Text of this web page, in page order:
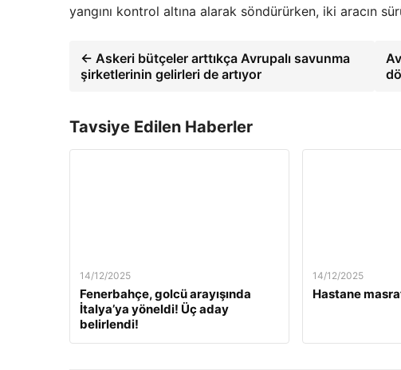
yangını kontrol altına alarak söndürürken, iki aracın
← Askeri bütçeler arttıkça Avrupalı ​​savunma
şirketlerinin gelirleri de artıyor
Tavsiye Edilen Haberler
14/12/2025
Fenerbahçe, golcü arayışında
İtalya’ya yöneldi! Üç aday
belirlendi!
14/12/2025
Hastane